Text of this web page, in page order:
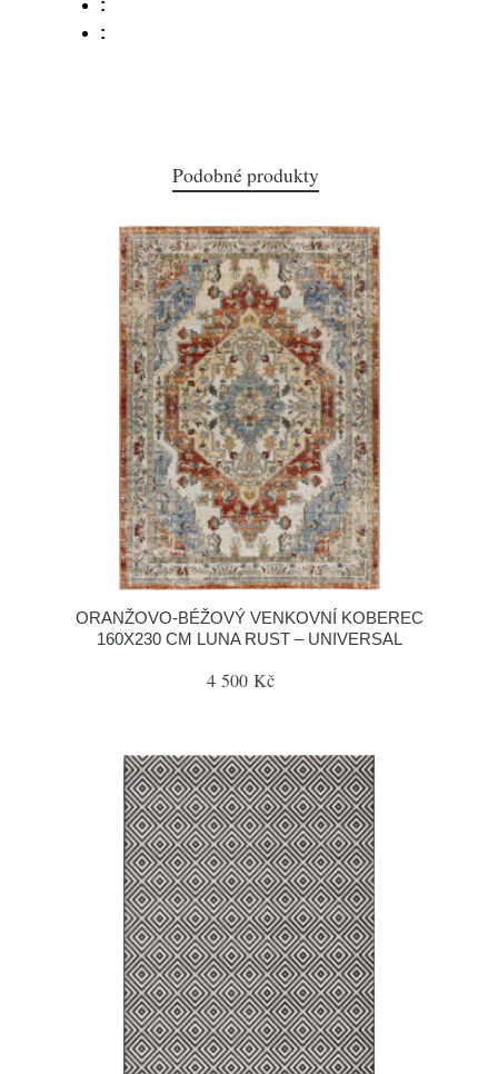
:
:
Podobné produkty
ORANŽOVO-BÉŽOVÝ VENKOVNÍ KOBEREC
160X230 CM LUNA RUST – UNIVERSAL
4 500 Kč